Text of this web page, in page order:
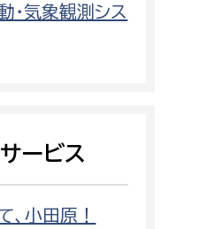
・気象観測シス
ービス
、小田原！